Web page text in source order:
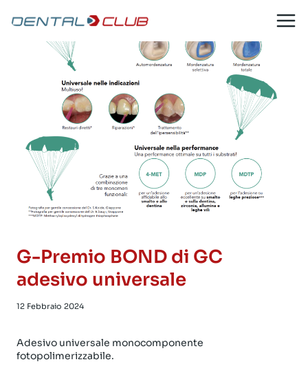
contenuto
G-Premio BOND di GC
adesivo universale
12 Febbraio 2024
Adesivo universale monocomponente
fotopolimerizzabile.